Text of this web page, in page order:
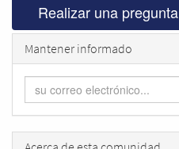
Realizar una pregunta
Mantener informado